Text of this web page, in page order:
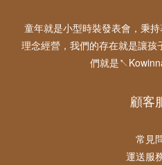
童年就是小型時裝發表會，秉
理念經營，我們的存在就是讓
們就是
顧客
常見
運送服